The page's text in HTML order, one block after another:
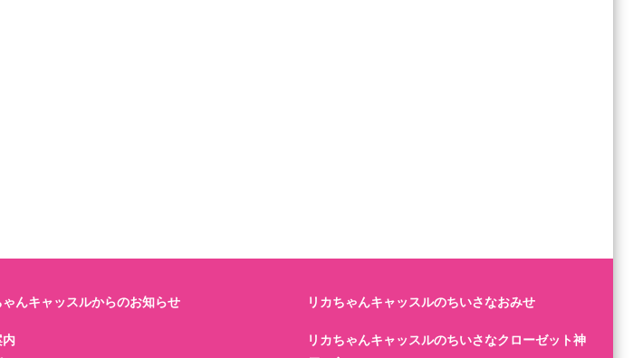
ゃんキャッスルからのお知らせ
内
リカちゃんキャッスルのちいさなおみせ
リカちゃんキャッスルのちいさなクローゼット神